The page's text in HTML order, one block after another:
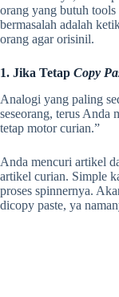
orang yang butuh tools
bermasalah adalah
orang agar orisinil.
1. Jika Tetap Copy
Analogi yang paling
seseorang, terus Anda
tetap motor curian.”
Anda mencuri artikel
artikel curian. Simple
proses spinnernya.
dicopy paste, ya